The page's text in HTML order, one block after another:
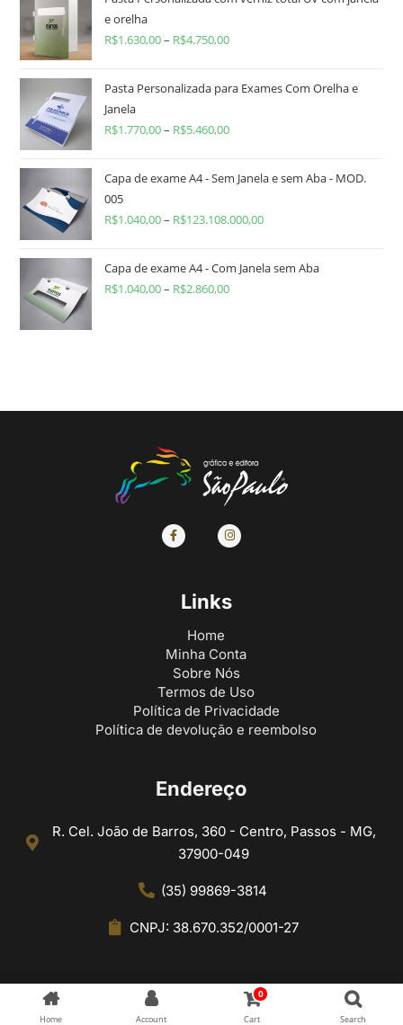
e orelha
R$1.630,00– R$4.750,00
Pasta Personalizada para Exames Com Orelha e
Janela
R$1.770,00– R$5.460,00
Capa de exame A4 - Sem Janela e sem Aba - MOD.
005
R$1.040,00– R$123.108.000,00
Capa de exame A4 - Com Janela sem Aba
R$1.040,00– R$2.860,00
Links
Home
Minha Conta
Sobre Nós
Termos de Uso
Política de Privacidade
Política de devolução e reembolso
Endereço
R. Cel. João de Barros, 360 - Centro, Passos - MG,
37900-049
(35) 99869-3814
CNPJ: 38.670.352/0001-27
Home Account
0
Cart Search